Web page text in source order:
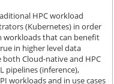
HPC workload
(Kubernetes) in order
workloads that can benefit
in higher level data
Cloud-native and HPC
pipelines (inference),
workloads and in use cases